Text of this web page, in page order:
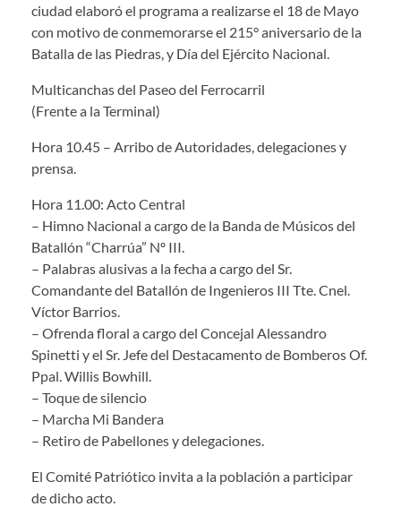
ciudad elaboró el programa a realizarse el 18 de Mayo
con motivo de conmemorarse el 215° aniversario de la
Batalla de las Piedras, y Día del Ejército Nacional.
Multicanchas del Paseo del Ferrocarril
(Frente a la Terminal)
Hora 10.45 – Arribo de Autoridades, delegaciones y
prensa.
Hora 11.00: Acto Central
– Himno Nacional a cargo de la Banda de Músicos del
Batallón “Charrúa” Nº III.
– Palabras alusivas a la fecha a cargo del Sr.
Comandante del Batallón de Ingenieros III Tte. Cnel.
Víctor Barrios.
– Ofrenda floral a cargo del Concejal Alessandro
Spinetti y el Sr. Jefe del Destacamento de Bomberos Of.
Ppal. Willis Bowhill.
– Toque de silencio
– Marcha Mi Bandera
– Retiro de Pabellones y delegaciones.
El Comité Patriótico invita a la población a participar
de dicho acto.